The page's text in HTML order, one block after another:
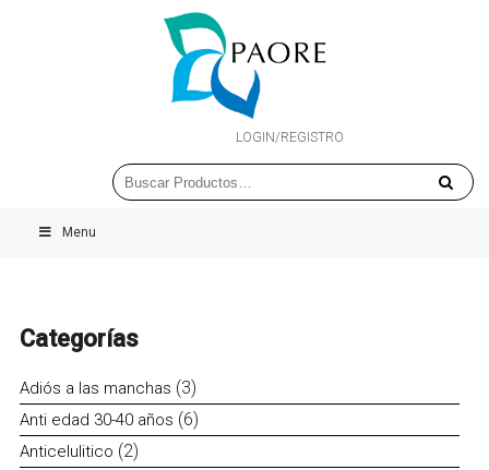
LOGIN/REGISTRO
Menu
Categorías
Adiós a las manchas 33
productos
Anti edad 30-40 años 66
Anticelulitico 22